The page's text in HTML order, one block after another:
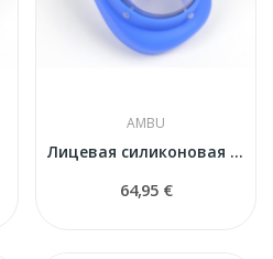
AMBU
Лицевая силиконовая маска Ambu N° 6 (взрослая...
64,95 €